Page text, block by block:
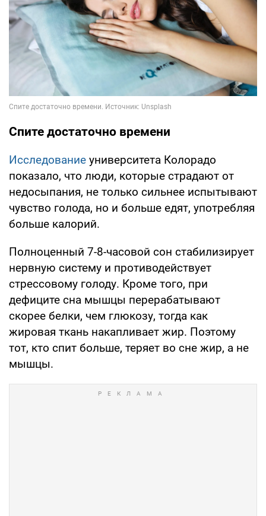
Спите достаточно времени
Исследование университета Колорадо
показало, что люди, которые страдают от
недосыпания, не только сильнее испытывают
чувство голода, но и больше едят, употребляя
больше калорий.
Полноценный 7-8-часовой сон стабилизирует
нервную систему и противодействует
стрессовому голоду. Кроме того, при
дефиците сна мышцы перерабатывают
скорее белки, чем глюкозу, тогда как
жировая ткань накапливает жир. Поэтому
тот, кто спит больше, теряет во сне жир, а не
мышцы.